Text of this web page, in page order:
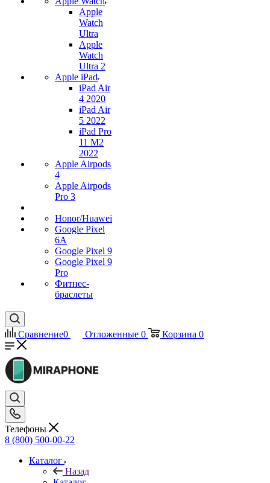
Apple
Watch
Ultra
Apple
Watch
Ultra 2
Apple iPad
iPad Air
4 2020
iPad Air
5 2022
iPad Pro
11 M2
2022
Apple Airpods
4
Apple Airpods
Pro 3
Honor/Huawei
Google Pixel
6A
Google Pixel 9
Google Pixel 9
Pro
Фитнес-
браслеты
Сравнение0 Отложенные 0 Корзина 0
Телефоны
8 (800) 500-00-22
Каталог
Назад